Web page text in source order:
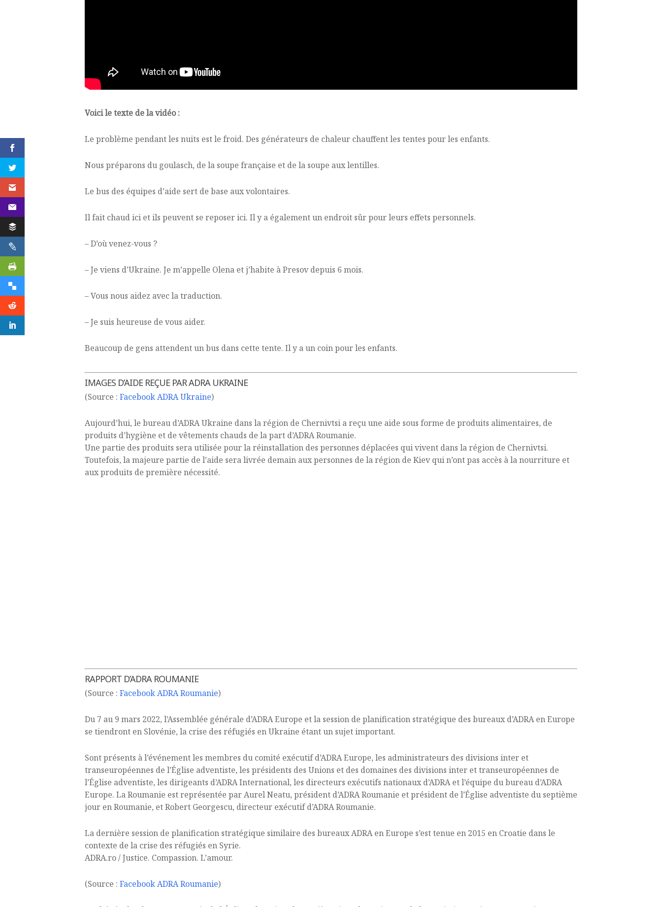
Voici le texte de la vidéo :
Le problème pendant les nuits est le froid. Des générateurs de chaleur chauffent les tentes pour les enfants.
Nous préparons du goulasch, de la soupe française et de la soupe aux lentilles.
Le bus des équipes d’aide sert de base aux volontaires.
Il fait chaud ici et ils peuvent se reposer ici. Il y a également un endroit sûr pour leurs effets personnels.
– D’où venez-vous ?
– Je viens d’Ukraine. Je m’appelle Olena et j’habite à Presov depuis 6 mois.
– Vous nous aidez avec la traduction.
– Je suis heureuse de vous aider.
Beaucoup de gens attendent un bus dans cette tente. Il y a un coin pour les enfants.
IMAGES D’AIDE REÇUE PAR ADRA UKRAINE
(Source : Facebook ADRA Ukraine)
Aujourd’hui, le bureau d’ADRA Ukraine dans la région de Chernivtsi a reçu une aide sous forme de produits alimentaires, de
produits d’hygiène et de vêtements chauds de la part d’ADRA Roumanie.
Une partie des produits sera utilisée pour la réinstallation des personnes déplacées qui vivent dans la région de Chernivtsi.
Toutefois, la majeure partie de l’aide sera livrée demain aux personnes de la région de Kiev qui n’ont pas accès à la nourriture et
aux produits de première nécessité.
RAPPORT D’ADRA ROUMANIE
(Source : Facebook ADRA Roumanie)
Du 7 au 9 mars 2022, l’Assemblée générale d’ADRA Europe et la session de planification stratégique des bureaux d’ADRA en Europe
se tiendront en Slovénie, la crise des réfugiés en Ukraine étant un sujet important.
Sont présents à l’événement les membres du comité exécutif d’ADRA Europe, les administrateurs des divisions inter et
transeuropéennes de l’Église adventiste, les présidents des Unions et des domaines des divisions inter et transeuropéennes de
l’Église adventiste, les dirigeants d’ADRA International, les directeurs exécutifs nationaux d’ADRA et l’équipe du bureau d’ADRA
Europe. La Roumanie est représentée par Aurel Neatu, président d’ADRA Roumanie et président de l’Église adventiste du septième
jour en Roumanie, et Robert Georgescu, directeur exécutif d’ADRA Roumanie.
La dernière session de planification stratégique similaire des bureaux ADRA en Europe s’est tenue en 2015 en Croatie dans le
contexte de la crise des réfugiés en Syrie.
ADRA.ro / Justice. Compassion. L’amour.
(Source : Facebook ADRA Roumanie)